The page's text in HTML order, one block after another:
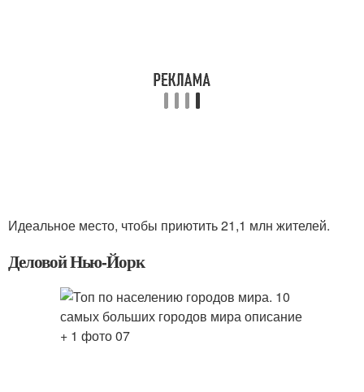
Идеальное место, чтобы приютить 21,1 млн жителей.
Деловой Нью-Йорк